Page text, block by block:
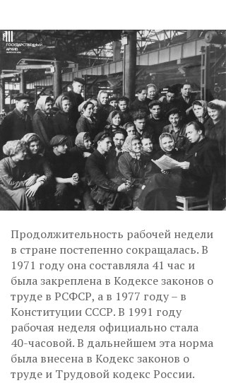
Продолжительность рабочей недели
в стране постепенно сокращалась. В
1971 году она составляла 41 час и
была закреплена в Кодексе законов о
труде в РСФСР, а в 1977 году – в
Конституции СССР. В 1991 году
рабочая неделя официально стала
40-часовой. В дальнейшем эта норма
была внесена в Кодекс законов о
труде и Трудовой кодекс России.